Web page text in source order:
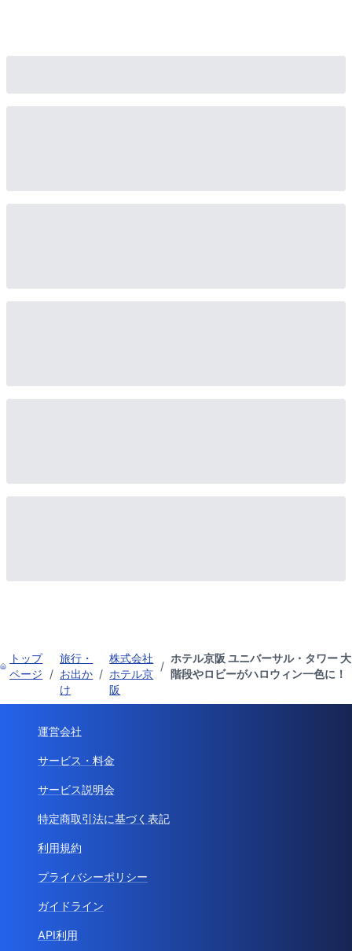
トップ
ページ
/
旅行・
お出か
け
/
株式会社
ホテル京
阪
/
ホテル京阪 ユニバーサル・タワー 大
階段やロビーがハロウィン一色に！
運営会社
サービス・料金
サービス説明会
特定商取引法に基づく表記
利用規約
プライバシーポリシー
ガイドライン
API利用